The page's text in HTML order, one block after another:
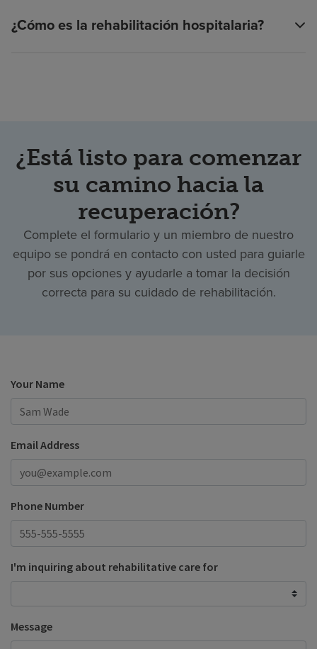
¿Cómo es la rehabilitación hospitalaria?
¿Está listo para comenzar
su camino hacia la
recuperación?
Complete el formulario y un miembro de nuestro
equipo se pondrá en contacto con usted para guiarle
por sus opciones y ayudarle a tomar la decisión
correcta para su cuidado de rehabilitación.